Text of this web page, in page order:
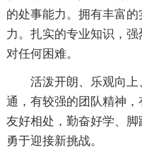
的处事能力。拥有丰富
力。扎实的专业知识，
对任何困难。
活泼开朗、乐观向
通，有较强的团队精神
友好相处，勤奋好学、脚
勇于迎接新挑战。